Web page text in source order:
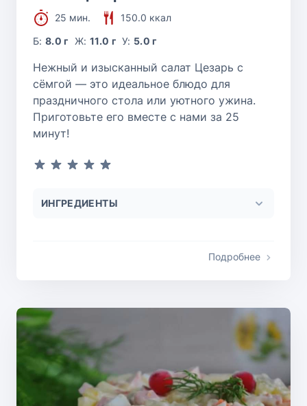
25 мин.
150.0 ккал
Б:8.0 г Ж: 11.0 г У: 5.0 г
Нежный и изысканный салат Цезарь с
сёмгой — это идеальное блюдо для
праздничного стола или уютного ужина.
Приготовьте его вместе с нами за 25
минут!
ИНГРЕДИЕНТЫ
Подробнее